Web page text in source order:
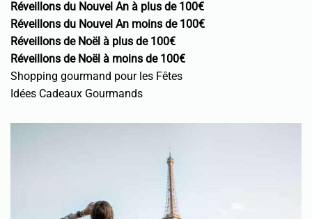
Réveillons du Nouvel An à plus de 100€
Réveillons du Nouvel An moins de 100€
Réveillons de Noël à plus de 100€
Réveillons de Noël à moins de 100€
Shopping gourmand pour les Fêtes
Idées Cadeaux Gourmands